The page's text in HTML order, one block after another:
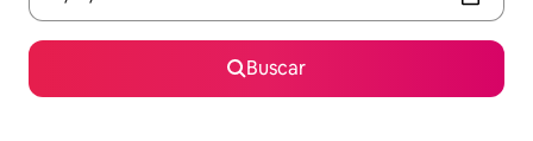
Buscar